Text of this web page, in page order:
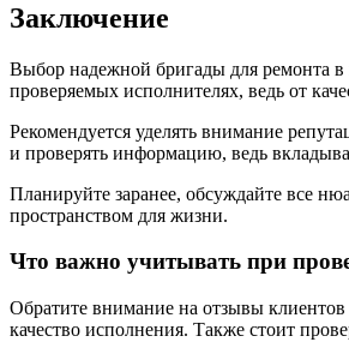
Заключение
Выбор надежной бригады для ремонта
проверяемых исполнителях, ведь от
Рекомендуется уделять внимание
и проверять информацию, ведь
Планируйте заранее, обсуждайте все
пространством для жизни.
Что важно учитывать при
Обратите внимание на отзывы
качество исполнения. Также стоит